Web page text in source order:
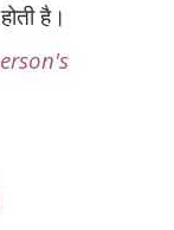
है।